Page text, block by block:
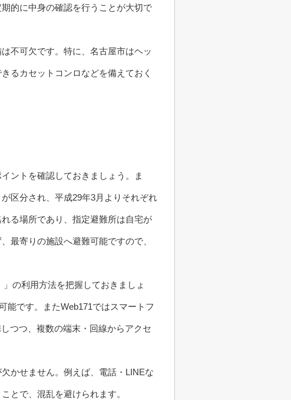
的に中身の確認を行うことが大切で
不可欠です。特に、名古屋市はヘッ
るカセットコンロなどを備えておく
ントを確認しておきましょう。ま
区分され、平成29年3月よりそれぞれ
る場所であり、指定避難所は自宅が
最寄りの施設へ避難可能ですので、
の利用方法を把握しておきましょ
能です。またWeb171ではスマートフ
つつ、複数の端末・回線からアクセ
かせません。例えば、電話・LINEな
とで、混乱を避けられます。